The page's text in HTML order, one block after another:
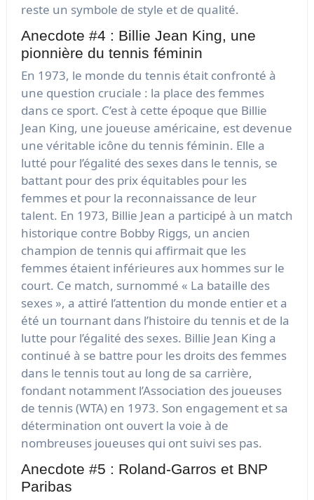
reste un symbole de style et de qualité.
Anecdote #4 : Billie Jean King, une
pionnière du tennis féminin
En 1973, le monde du tennis était confronté à
une question cruciale : la place des femmes
dans ce sport. C’est à cette époque que Billie
Jean King, une joueuse américaine, est devenue
une véritable icône du tennis féminin. Elle a
lutté pour l’égalité des sexes dans le tennis, se
battant pour des prix équitables pour les
femmes et pour la reconnaissance de leur
talent. En 1973, Billie Jean a participé à un match
historique contre Bobby Riggs, un ancien
champion de tennis qui affirmait que les
femmes étaient inférieures aux hommes sur le
court. Ce match, surnommé « La bataille des
sexes », a attiré l’attention du monde entier et a
été un tournant dans l’histoire du tennis et de la
lutte pour l’égalité des sexes. Billie Jean King a
continué à se battre pour les droits des femmes
dans le tennis tout au long de sa carrière,
fondant notamment l’Association des joueuses
de tennis (WTA) en 1973. Son engagement et sa
détermination ont ouvert la voie à de
nombreuses joueuses qui ont suivi ses pas.
Anecdote #5 : Roland-Garros et BNP
Paribas